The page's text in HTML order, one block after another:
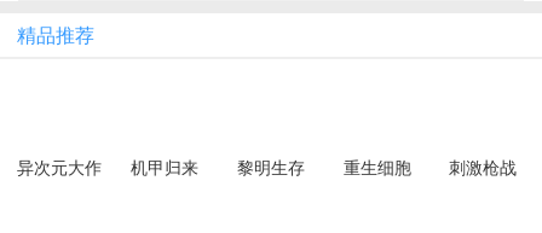
精品推荐
异次元大作
机甲归来
黎明生存
重生细胞 刺激枪战